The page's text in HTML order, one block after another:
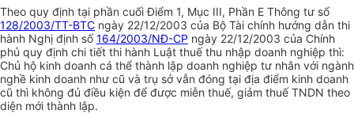
Theo quy định tại phần cuối Điểm 1, Mục III, Phần E Thông tư số
128/2003/TT-BTC ngày 22/12/2003 của Bộ Tài chính hướng dẫn thi
hành Nghị định số164/2003/NĐ-CP ngày 22/12/2003 của Chính
phủ quy định chi tiết thi hành Luật thuế thu nhập doanh nghiệp thì:
Chủ hộ kinh doanh cá thể thành lập doanh nghiệp tư nhân với ngành
nghề kinh doanh như cũ và trụ sở vẫn đóng tại địa điểm kinh doanh
cũ thì không đủ điều kiện để được miễn thuế, giảm thuế TNDN theo
diện mới thành lập.